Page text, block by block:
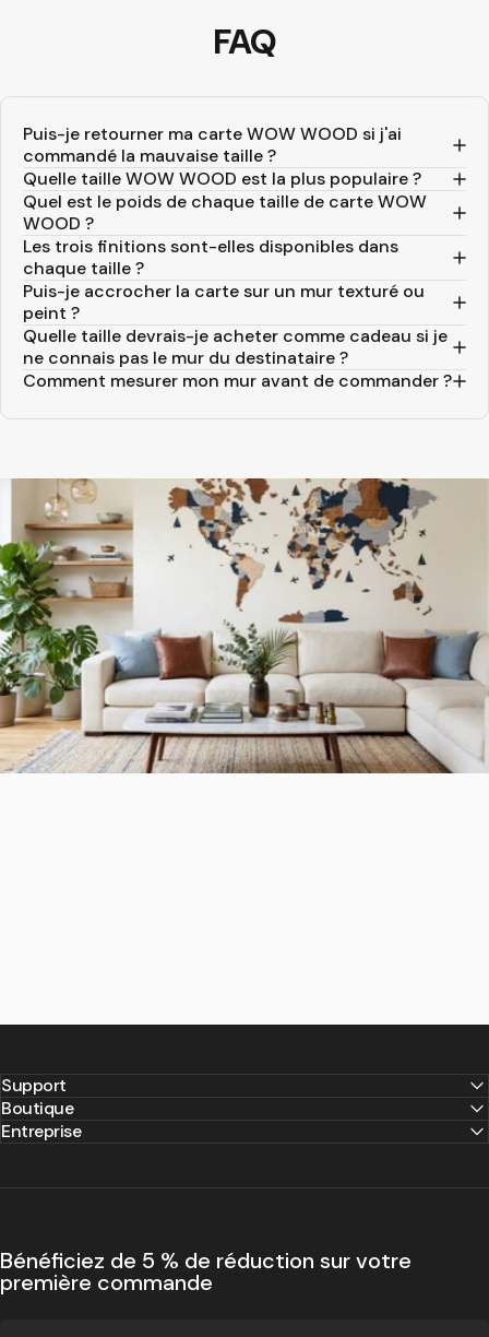
FAQ
Puis-je retourner ma carte WOW WOOD si j'ai
commandé la mauvaise taille ?
Quelle taille WOW WOOD est la plus populaire ?
Quel est le poids de chaque taille de carte WOW
WOOD ?
Les trois finitions sont-elles disponibles dans
chaque taille ?
Puis-je accrocher la carte sur un mur texturé ou
peint ?
Quelle taille devrais-je acheter comme cadeau si je
ne connais pas le mur du destinataire ?
Comment mesurer mon mur avant de commander ?
Prêtàcréervotremurde
carte?
Support
Boutique
Entreprise
Bénéficiez de 5 % de réduction sur votre
première commande